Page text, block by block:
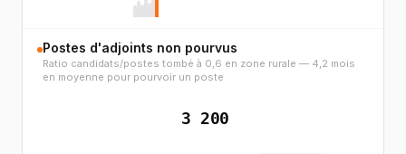
Postes d'adjoints non pourvus
Ratio candidats/postes tombé à 0,6 en zone rurale — 4,2 mois
en moyenne pour pourvoir un poste
3 200